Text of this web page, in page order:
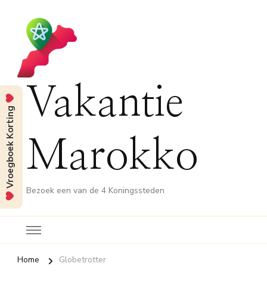
Vakantie
Marokko
Bezoek een van de 4 Koningssteden
Home Globetrotter
Vroegboek Korting